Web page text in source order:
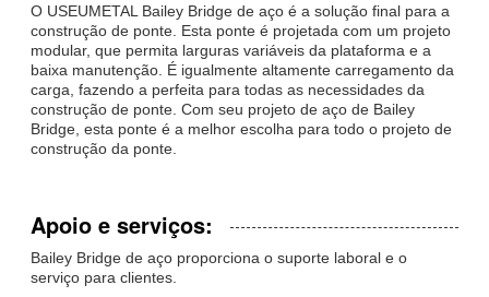
O USEUMETAL Bailey Bridge de aço é a solução final para a
construção de ponte. Esta ponte é projetada com um projeto
modular, que permita larguras variáveis da plataforma e a
baixa manutenção. É igualmente altamente carregamento da
carga, fazendo a perfeita para todas as necessidades da
construção de ponte. Com seu projeto de aço de Bailey
Bridge, esta ponte é a melhor escolha para todo o projeto de
construção da ponte.
Apoio e serviços:
Bailey Bridge de aço proporciona o suporte laboral e o
serviço para clientes.